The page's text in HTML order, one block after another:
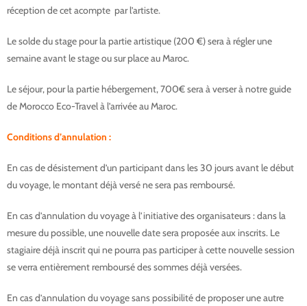
réception de cet acompte par l’artiste.
Le solde du stage pour la partie artistique (200 €) sera à régler une
semaine avant le stage ou sur place au Maroc.
Le séjour, pour la partie hébergement, 700€ sera à verser à notre guide
de Morocco Eco-Travel à l’arrivée au Maroc.
Conditions d’annulation :
En cas de désistement d’un participant dans les 30 jours avant le début
du voyage, le montant déjà versé ne sera pas remboursé.
En cas d’annulation du voyage à l’initiative des organisateurs : dans la
mesure du possible, une nouvelle date sera proposée aux inscrits. Le
stagiaire déjà inscrit qui ne pourra pas participer à cette nouvelle session
se verra entièrement remboursé des sommes déjà versées.
En cas d’annulation du voyage sans possibilité de proposer une autre